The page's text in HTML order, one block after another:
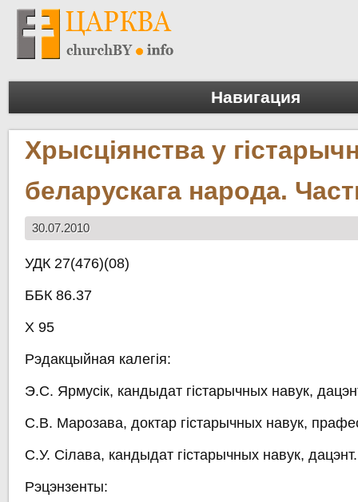
Навигация
Хрысціянства у
беларускага народа.
30.07.2010
УДК 27(476)(08)
ББК 86.37
Х 95
Рэдакцыйная калегія:
Э.С. Ярмусік, кандыдат гістарычных навук,
С.В. Марозава, доктар гістарычных навук,
С.У. Сілава, кандыдат гістарычных навук, дацэнт.
Рэцэнзенты: